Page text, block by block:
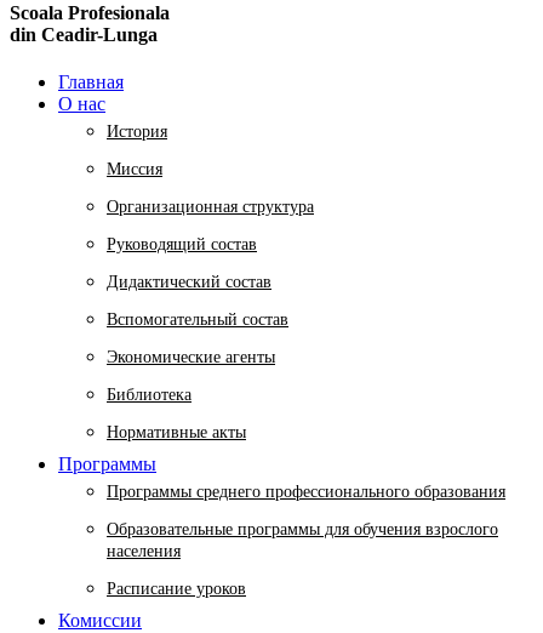
Scoala Profesionala
din Ceadir-Lunga
Главная
О нас
История
Миссия
Организационная структура
Руководящий состав
Дидактический состав
Вспомогательный состав
Экономические агенты
Библиотека
Нормативные акты
Программы
Программы среднего профессионального образования
Образовательные программы для обучения взрослого
населения
Расписание уроков
Комиссии